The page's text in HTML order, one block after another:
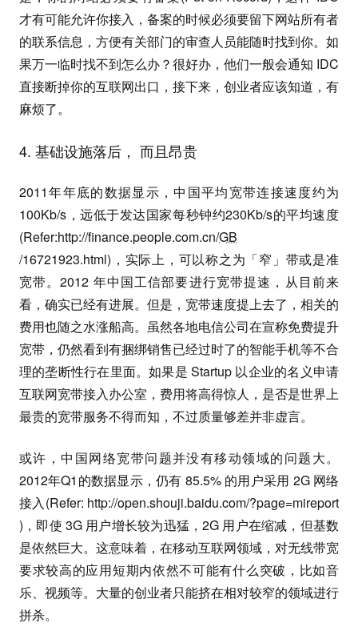
才有可能允许你接入，备案的时候必须要留下网站所有者
的联系信息，方便有关部门的审查人员能随时找到你。如
果万一临时找不到怎么办？很好办，他们一般会通知 IDC
直接断掉你的互联网出口，接下来，创业者应该知道，有
麻烦了。
4. 基础设施落后， 而且昂贵
2011年年底的数据显示，中国平均宽带连接速度约为
100Kb/s，远低于发达国家每秒钟约230Kb/s的平均速度
(Refer:http://finance.people.com.cn/GB
/16721923.html)，实际上，可以称之为「窄」带或是准
宽带。2012 年中国工信部要进行宽带提速，从目前来
看，确实已经有进展。但是，宽带速度提上去了，相关的
费用也随之水涨船高。虽然各地电信公司在宣称免费提升
宽带，仍然看到有捆绑销售已经过时了的智能手机等不合
理的垄断性行在里面。如果是 Startup 以企业的名义申请
互联网宽带接入办公室，费用将高得惊人，是否是世界上
最贵的宽带服务不得而知，不过质量够差并非虚言。
或许，中国网络宽带问题并没有移动领域的问题大。
2012年Q1的数据显示，仍有 85.5% 的用户采用 2G 网络
接入(Refer: http://open.shouji.baidu.com/?page=mireport
)，即使 3G 用户增长较为迅猛，2G 用户在缩减，但基数
是依然巨大。这意味着，在移动互联网领域，对无线带宽
要求较高的应用短期内依然不可能有什么突破，比如音
乐、视频等。大量的创业者只能挤在相对较窄的领域进行
拼杀。